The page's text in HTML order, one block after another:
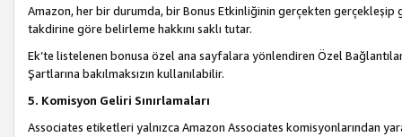
Amazon, her bir durumda, bir Bonus Etkinliğinin gerçekten gerçekleşip
takdirine göre belirleme hakkını saklı tutar.
Ek’te listelenen bonusa özel ana sayfalara yönlendiren Özel
Şartlarına bakılmaksızın kullanılabilir.
5. Komisyon Geliri Sınırlamaları
Associates etiketleri yalnızca Amazon Associates komisyonlarından